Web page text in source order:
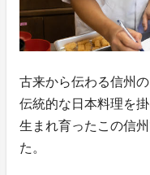
古来から伝わる信州
伝統的な日本料理を
生まれ育ったこの信
た。